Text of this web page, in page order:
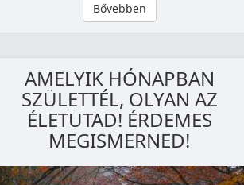
Bővebben
AMELYIK HÓNAPBAN
SZÜLETTÉL, OLYAN AZ
ÉLETUTAD! ÉRDEMES
MEGISMERNED!